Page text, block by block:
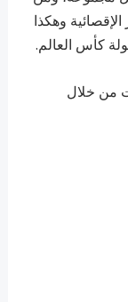
وهكذا
كأس العالم.
من خلال